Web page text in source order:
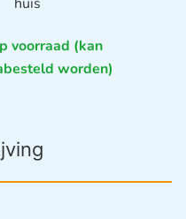
voorraad (kan
worden)